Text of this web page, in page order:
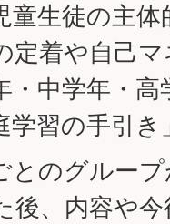
童生徒の主
定着や自己
・中学年・
学習の手引
とのグルー
後、内容や